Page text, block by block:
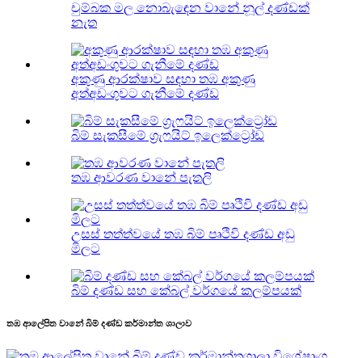
චුම්බක මල නොබැඳෙන වානේ නූල් දණ්ඩක්
නැත
අකුණු ආරක්ෂාව සඳහා තඹ අකුණු
අත්අඩංගුවට ගැනීමේ දණ්ඩ
බිම් සැකසීමේ ග්‍රැෆයිට් ඉලෙක්ට්‍රෝඩ
තඹ ආවරණ වානේ පැතලි
උසස් තත්ත්වයේ තඹ බිම් පෘථිවි දණ්ඩ අඩු
මිලට
බිම් දණ්ඩ සහ කේබල් වර්ගයේ කලම්පයක්
තඹ ආලේපිත වානේ බිම් දණ්ඩ කර්මාන්ත ශාලාව